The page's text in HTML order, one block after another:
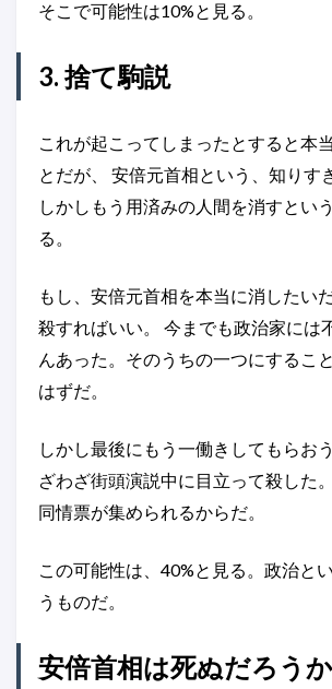
そこで可能性は10%と見る。
3. 捨て駒説
これが起こってしまったとすると本
とだが、 安倍元首相という、知りす
しかしもう用済みの人間を消すとい
る。
もし、安倍元首相を本当に消したい
殺すればいい。 今までも政治家には
んあった。そのうちの一つにするこ
はずだ。
しかし最後にもう一働きしてもらお
ざわざ街頭演説中に目立って殺した
同情票が集められるからだ。
この可能性は、40%と見る。政治と
うものだ。
安倍首相は死ぬだろう